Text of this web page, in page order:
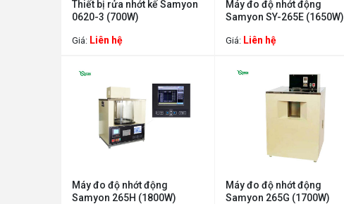
Thiết bị rửa nhớt kế Samyon
0620-3 (700W)
Giá: Liên hệ
Máy đo độ nhớt động
Samyon SY-265E (1650W)
Giá: Liên hệ
Máy đo độ nhớt động
Samyon 265H (1800W)
Máy đo độ nhớt động
Samyon 265G (1700W)